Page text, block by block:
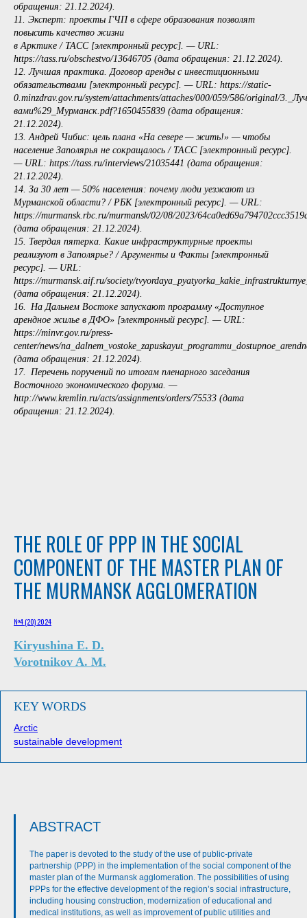
обращения: 21.12.2024).
11. Эксперт: проекты ГЧП в сфере образования позволят
повысить качество жизни
в Арктике / ТАСС [электронный ресурс]. — URL:
https://tass.ru/obschestvo/13646705 (дата обращения: 21.12.2024).
12. Лучшая практика. Договор аренды с инвестиционными
обязательствами [электронный ресурс]. — URL: https://static-
0.minzdrav.gov.ru/system/attachments/attaches/000/059/586/original/
вами%29_Мурманск.pdf?1650455839 (дата обращения:
21.12.2024).
13. Андрей Чибис: цель плана «На севере — жить!» — чтобы
население Заполярья не сокращалось / ТАСС [электронный ресурс].
— URL: https://tass.ru/interviews/21035441 (дата обращения:
21.12.2024).
14. За 30 лет — 50% населения: почему люди уезжают из
Мурманской области? / РБК [электронный ресурс]. — URL:
https://murmansk.rbc.ru/murmansk/02/08/2023/
(дата обращения: 21.12.2024).
15. Твердая пятерка. Какие инфраструктурные проекты
реализуют в Заполярье? / Аргументы и Факты [электронный
ресурс]. — URL:
https://murmansk.aif.ru/society/
(дата обращения: 21.12.2024).
16. На Дальнем Востоке запускают программу «Доступное
арендное жилье в ДФО» [электронный ресурс]. — URL:
https://minvr.gov.ru/press-
center/news/
(дата обращения: 21.12.2024).
17. Перечень поручений по итогам пленарного заседания
Восточного экономического форума. —
http://www.kremlin.ru/acts/assignments/orders/75533 (дата
обращения: 21.12.2024).
THE ROLE OF PPP IN THE SOCIAL
COMPONENT OF THE MASTER PLAN OF
THE MURMANSK AGGLOMERATION
№4 (20) 2024
Kiryushina E. D.
Vorotnikov A. M.
KEY WORDS
Arctic
sustainable development
ABSTRACT
The paper is devoted to the study of the use of public-private
partnership (PPP) in the implementation of the social component of the
master plan of the Murmansk agglomeration. The possibilities of using
PPPs for the effective development of the region’s social infrastructure,
including housing construction, modernization of educational and
medical institutions, as well as improvement of public utilities and